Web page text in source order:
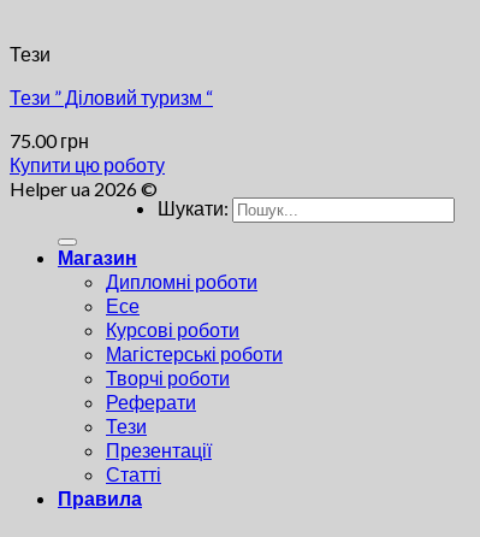
Тези
Тези ” Діловий туризм “
75.00грн
Купити цю роботу
Helper ua 2026 ©
Шукати:
Магазин
Дипломні роботи
Есе
Курсові роботи
Магістерські роботи
Творчі роботи
Реферати
Тези
Презентації
Статті
Правила